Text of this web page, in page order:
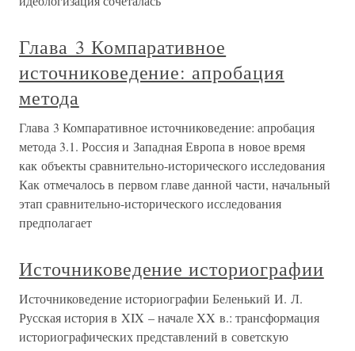
Глава 3 Компаративное
источниковедение: апробация
метода
Глава 3 Компаративное источниковедение: апробация
метода 3.1. Россия и Западная Европа в новое время
как объекты сравнительно-исторического исследования
Как отмечалось в первом главе данной части, начальный
этап сравнительно-исторического исследования
предполагает
Источниковедение историографии
Источниковедение историографии Беленький И. Л.
Русская история в XIX – начале XX в.: трансформация
историографических представлений в советскую